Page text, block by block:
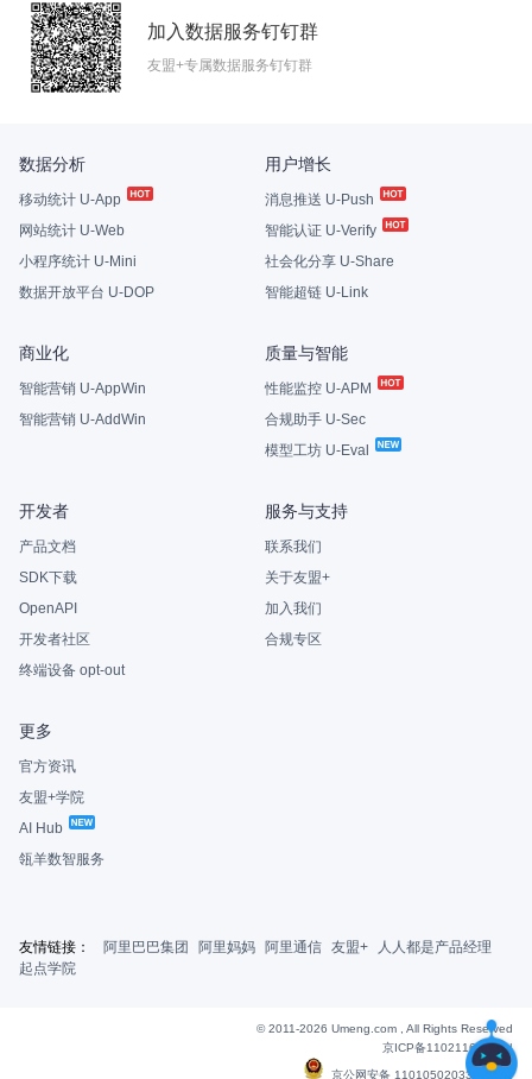
加入数据服务钉钉群
友盟+专属数据服务钉钉群
数据分析
移动统计 U-App
网站统计 U-Web
小程序统计 U-Mini
数据开放平台 U-DOP
用户增长
消息推送 U-Push
智能认证 U-Verify
社会化分享 U-Share
智能超链 U-Link
商业化
智能营销 U-AppWin
智能营销 U-AddWin
质量与智能
性能监控 U-APM
合规助手 U-Sec
模型工坊 U-Eval
开发者
产品文档
SDK下载
OpenAPI
开发者社区
终端设备 opt-out
服务与支持
联系我们
关于友盟+
加入我们
合规专区
更多
官方资讯
友盟+学院
AI Hub
瓴羊数智服务
友情链接： 阿里巴巴集团 阿里妈妈 阿里通信 友盟+
人人都是产品经理
起点学院
© 2011-2026 Umeng.com , All Rights Reserved
京ICP备11021163号-6|
京公网安备 11010502033607号 |